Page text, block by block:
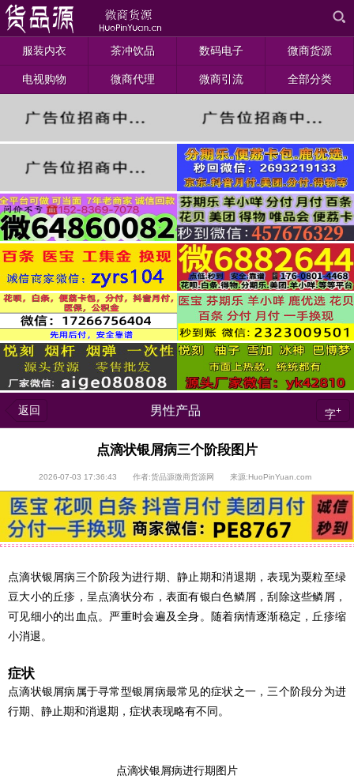
服装内衣 茶冲饮品 数码电子 微商货源
电视购物 微商代理 微商引流 全部分类
返回 男性产品 字+
点滴状银屑病三个阶段图片
2026-07-03 17:36:43 作者:货品源微商货源网 来源:HuoPinYuan.com
点滴状银屑病三个阶段为进行期、静止期和消退期，表现为粟粒至绿
豆大小的丘疹，呈点滴状分布，表面有银白色鳞屑，刮除这些鳞屑，
可见细小的出血点。严重时会遍及全身。随着病情逐渐稳定，丘疹缩
小消退。
症状
点滴状银屑病属于寻常型银屑病最常见的症状之一，三个阶段分为进
行期、静止期和消退期，症状表现略有不同。
点滴状银屑病进行期图片